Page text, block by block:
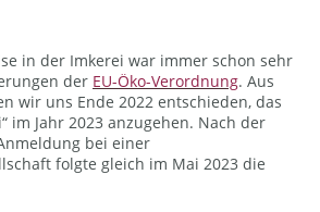
in der Imkerei war immer schon sehr
der EU-Öko-Verordnung. Aus
wir uns Ende 2022 entschieden, das
im Jahr 2023 anzugehen. Nach der
bei einer
folgte gleich im Mai 2023 die